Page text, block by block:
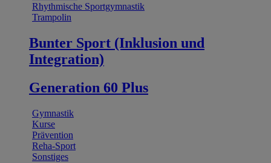
Rhythmische Sportgymnastik
Trampolin
Bunter Sport (Inklusion und
Integration)
Generation 60 Plus
Gymnastik
Kurse
Prävention
Reha-Sport
Sonstiges